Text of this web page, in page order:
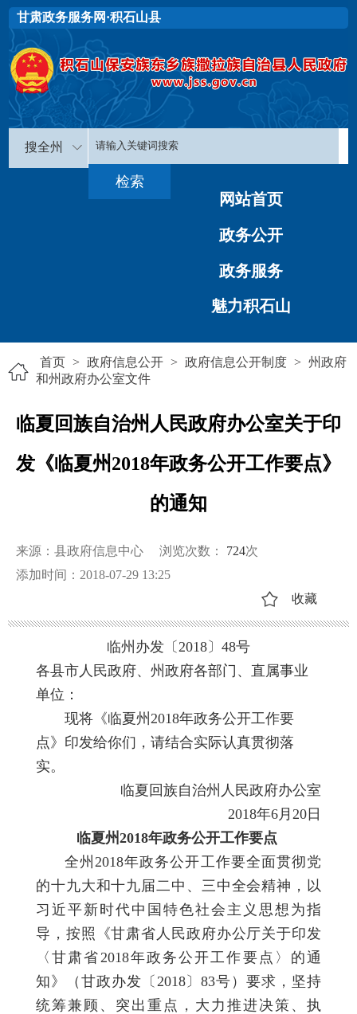
甘肃政务服务网·积石山县
搜全州
网站首页
政务公开
政务服务
魅力积石山
首页 > 政府信息公开 > 政府信息公开制度 > 州政府
和州政府办公室文件
临夏回族自治州人民政府办公室关于印
发《临夏州2018年政务公开工作要点》
的通知
来源：县政府信息中心 浏览次数： 724次
添加时间：2018-07-29 13:25
收藏
临州办发〔2018〕48号
各县市人民政府、州政府各部门、直属事业
单位：
现将《临夏州2018年政务公开工作要
点》印发给你们，请结合实际认真贯彻落
实。
临夏回族自治州人民政府办公室
2018年6月20日
临夏州2018年政务公开工作要点
全州2018年政务公开工作要全面贯彻党
的十九大和十九届二中、三中全会精神，以
习近平新时代中国特色社会主义思想为指
导，按照《甘肃省人民政府办公厅关于印发
〈甘肃省2018年政务公开工作要点〉的通
知》（甘政办发〔2018〕83号）要求，坚持
统筹兼顾、突出重点，大力推进决策、执